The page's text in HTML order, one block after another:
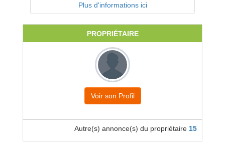
Plus d'informations ici
PROPRIÉTAIRE
Voir son Profil
Autre(s) annonce(s) du propriétaire 15